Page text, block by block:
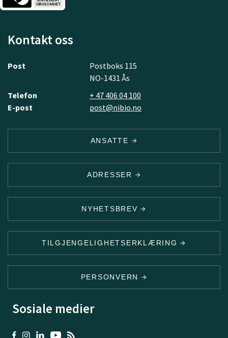
Kontakt oss
Post
Postboks 115
NO-1431 Ås
Telefon
+ 47 406 04 100
E-post
post@nibio.no
ANSATTE
ADRESSER
NYHETSBREV
TILGJENGELIGHETSERKLÆRING
PERSONVERN
Sosiale medier